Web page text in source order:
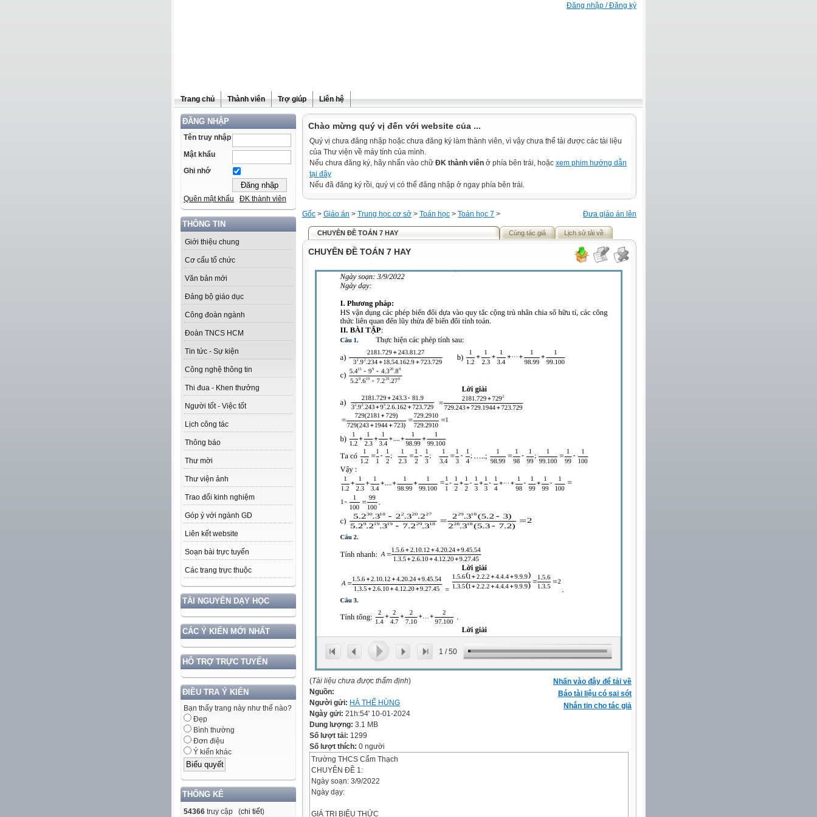
Đăng nhập / Đăng ký
Trang chủ Thành viên Trợ giúp Liên hệ
ĐĂNG NHẬP
Tên truy nhập
Mật khẩu
Ghi nhớ
Quên mật khẩu ĐK thành viên
THÔNG TIN
Giới thiệu chung
Cơ cấu tổ chức
Văn bản mới
Đảng bộ giáo dục
Công đoàn ngành
Đoàn TNCS HCM
Tin tức - Sự kiện
Công nghệ thông tin
Thi đua - Khen thưởng
Người tốt - Việc tốt
Lịch công tác
Thông báo
Thư mời
Thư viện ảnh
Trao đổi kinh nghiệm
Góp ý với ngành GD
Liên kết website
Soạn bài trực tuyến
Các trang trực thuộc
TÀI NGUYÊN DẠY HỌC
CÁC Ý KIẾN MỚI NHẤT
HỖ TRỢ TRỰC TUYẾN
ĐIỀU TRA Ý KIẾN
Bạn thấy trang này như thế nào?
Đẹp
Bình thường
Đơn điệu
Ý kiến khác
THỐNG KÊ
54366 truy cập (chi tiết)
Chào mừng quý vị đến với website của ...
Quý vị chưa đăng nhập hoặc chưa đăng ký làm thành viên, vì vậy chưa thể tải được các tài liệu
của Thư viện về máy tính của mình.
Nếu chưa đăng ký, hãy nhấn vào chữ ĐK thành viên ở phía bên trái, hoặc xem phim hướng dẫn
tại đây
Nếu đã đăng ký rồi, quý vị có thể đăng nhập ở ngay phía bên trái.
Đưa giáo án lên
Gốc > Giáo án > Trung học cơ sở > Toán học > Toán học 7 >
CHUYÊN ĐỀ TOÁN 7 HAY Cùng tác giả Lịch sử tải về
CHUYÊN ĐỀ TOÁN 7 HAY
1 /50
Nhấn vào đây để tải về
Báo tài liệu có sai sót
Nhắn tin cho tác giả
(Tài liệu chưa được thẩm định)
Nguồn:
Người gửi: HÀ THẾ HÙNG
Ngày gửi: 21h:54' 10-01-2024
Dung lượng: 3.1 MB
Số lượt tải: 1299
Số lượt thích: 0 người
Trường THCS Cẩm Thạch
CHUYÊN ĐỀ 1:
Ngày soạn: 3/9/2022
Ngày dạy:
GIÁ TRỊ BIỂU THỨC